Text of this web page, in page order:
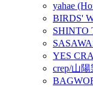
yahae
BIRDS'
SHINTO
YES
crep/山陽